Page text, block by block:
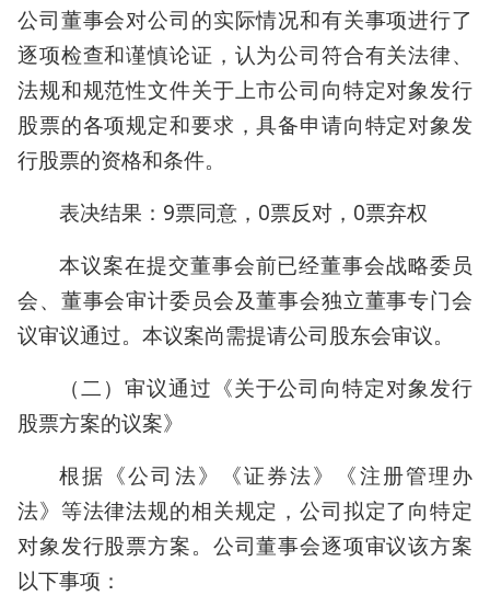
公司董事会对公司的实际情况和有关事项进行了
逐项检查和谨慎论证，认为公司符合有关法律、
法规和规范性文件关于上市公司向特定对象发行
股票的各项规定和要求，具备申请向特定对象发
行股票的资格和条件。
表决结果：9票同意，0票反对，0票弃权
本议案在提交董事会前已经董事会战略委员
会、董事会审计委员会及董事会独立董事专门会
议审议通过。本议案尚需提请公司股东会审议。
（二）审议通过《关于公司向特定对象发行
股票方案的议案》
根据《公司法》《证券法》《注册管理办
法》等法律法规的相关规定，公司拟定了向特定
对象发行股票方案。公司董事会逐项审议该方案
以下事项：